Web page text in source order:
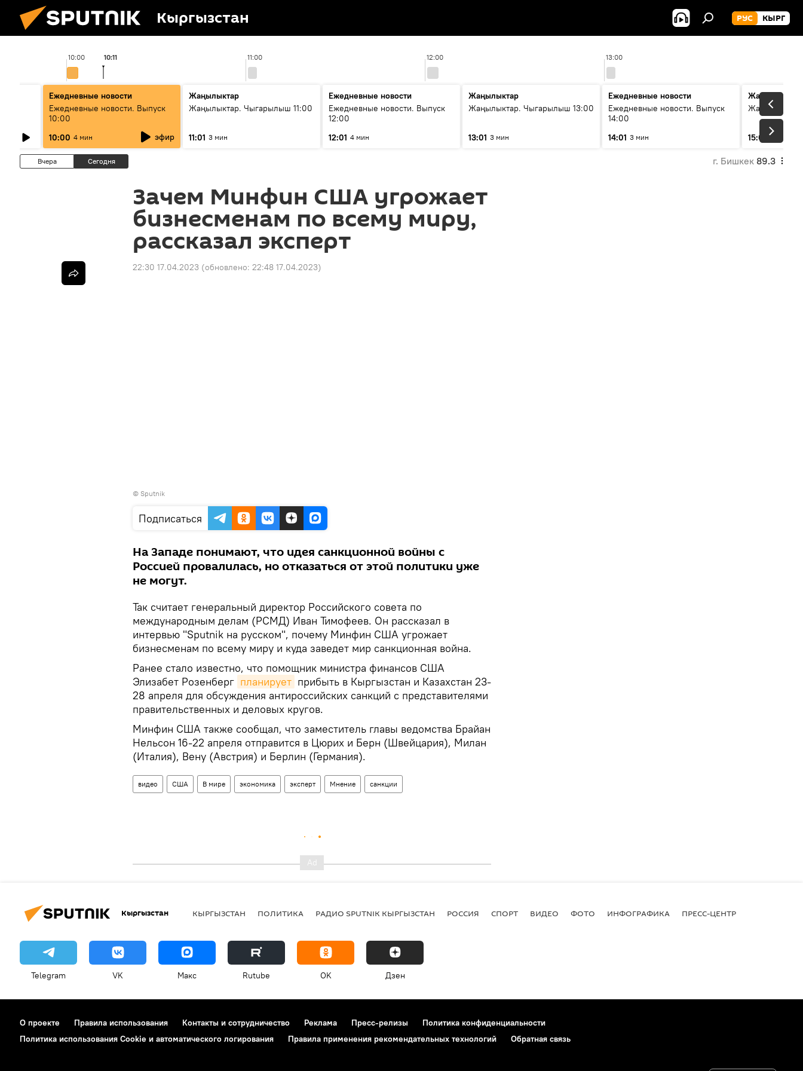
Кыргызстан РУС КЫРГ
10:00 11:00 12:00 13:00
10:11
Ежедневные новости
Ежедневные новости. Выпуск
10:00
10:00 4 мин эфир
Жаңылыктар
Жаңылыктар. Чыгарылыш 11:00
11:01 3 мин
Ежедневные новости
Ежедневные новости. Выпуск
12:00
12:01 4 мин
Жаңылыктар
Жаңылыктар. Чыгарылыш 13:00
13:01 3 мин
Ежедневные новости
Ежедневные новости. Выпуск
14:00
14:01 3 мин
Жаңылыктар
15:01 3 мин
Вчера Сегодня г. Бишкек 89.3
Зачем Минфин США угрожает
бизнесменам по всему миру,
рассказал эксперт
22:30 17.04.2023 (обновлено: 22:48 17.04.2023)
© Sputnik
Подписаться
На Западе понимают, что идея санкционной войны с
Россией провалилась, но отказаться от этой политики уже
не могут.
Так считает генеральный директор Российского совета по
международным делам (РСМД) Иван Тимофеев. Он рассказал в
интервью "Sputnik на русском", почему Минфин США угрожает
бизнесменам по всему миру и куда заведет мир санкционная война.
Ранее стало известно, что помощник министра финансов США
Элизабет Розенберг планирует прибыть в Кыргызстан и Казахстан 23-
28 апреля для обсуждения антироссийских санкций с представителями
правительственных и деловых кругов.
Минфин США также сообщал, что заместитель главы ведомства Брайан
Нельсон 16-22 апреля отправится в Цюрих и Берн (Швейцария), Милан
(Италия), Вену (Австрия) и Берлин (Германия).
видео США В мире экономика эксперт Мнение санкции
Кыргызстан КЫРГЫЗСТАН ПОЛИТИКА РАДИО SPUTNIK КЫРГЫЗСТАН РОССИЯ СПОРТ ВИДЕО ФОТО ИНФОГРАФИКА ПРЕСС-ЦЕНТР
Telegram VK Макс Rutube OK Дзен
О проекте Правила использования Контакты и сотрудничество Реклама Пресс-релизы
Политика конфиденциальности
Политика использования Cookie и автоматического логирования
Правила применения рекомендательных технологий Обратная связь